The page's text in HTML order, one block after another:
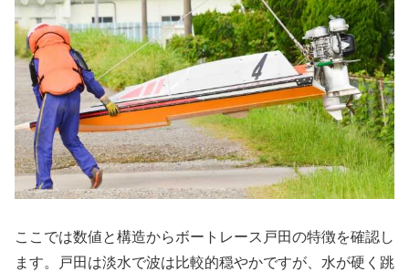
ここでは数値と構造からボートレース戸田の特徴を確認し
ます。戸田は淡水で波は比較的穏やかですが、水が硬く跳